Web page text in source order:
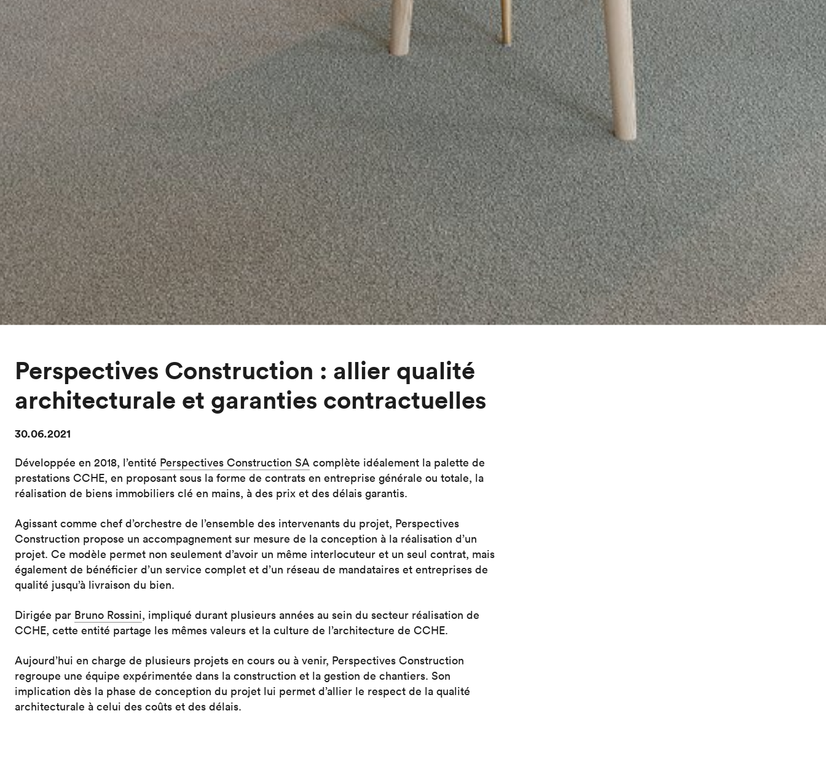
Perspectives Construction : allier qualité
architecturale et garanties contractuelles
30.06.2021
Développée en 2018, l’entité Perspectives Construction SA complète idéalement la palette de
prestations CCHE, en proposant sous la forme de contrats en entreprise générale ou totale, la
réalisation de biens immobiliers clé en mains, à des prix et des délais garantis.
Agissant comme chef d’orchestre de l’ensemble des intervenants du projet, Perspectives
Construction propose un accompagnement sur mesure de la conception à la réalisation d’un
projet. Ce modèle permet non seulement d’avoir un même interlocuteur et un seul contrat, mais
également de bénéficier d’un service complet et d’un réseau de mandataires et entreprises de
qualité jusqu’à livraison du bien.
Dirigée par Bruno Rossini, impliqué durant plusieurs années au sein du secteur réalisation de
CCHE, cette entité partage les mêmes valeurs et la culture de l’architecture de CCHE.
Aujourd’hui en charge de plusieurs projets en cours ou à venir, Perspectives Construction
regroupe une équipe expérimentée dans la construction et la gestion de chantiers. Son
implication dès la phase de conception du projet lui permet d’allier le respect de la qualité
architecturale à celui des coûts et des délais.